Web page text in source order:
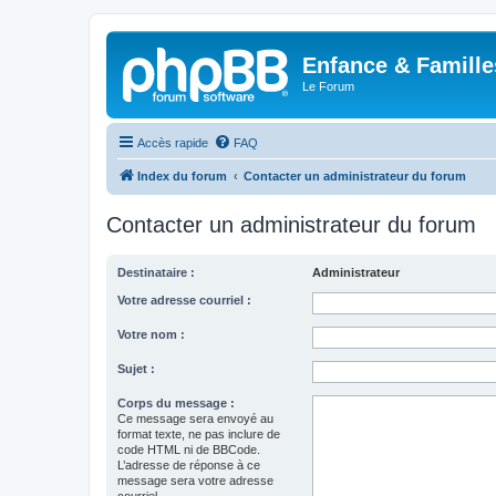
Enfance &
Le Forum
Accès rapide FAQ
Index du forum Contacter un administrateur du forum
Contacter un administrateur du forum
Destinataire : Administrateur
Votre adresse courriel :
Votre nom :
Sujet :
Corps du message :
Ce message sera envoyé au
format texte, ne pas inclure de
code HTML ni de BBCode.
L’adresse de réponse à ce
message sera votre adresse